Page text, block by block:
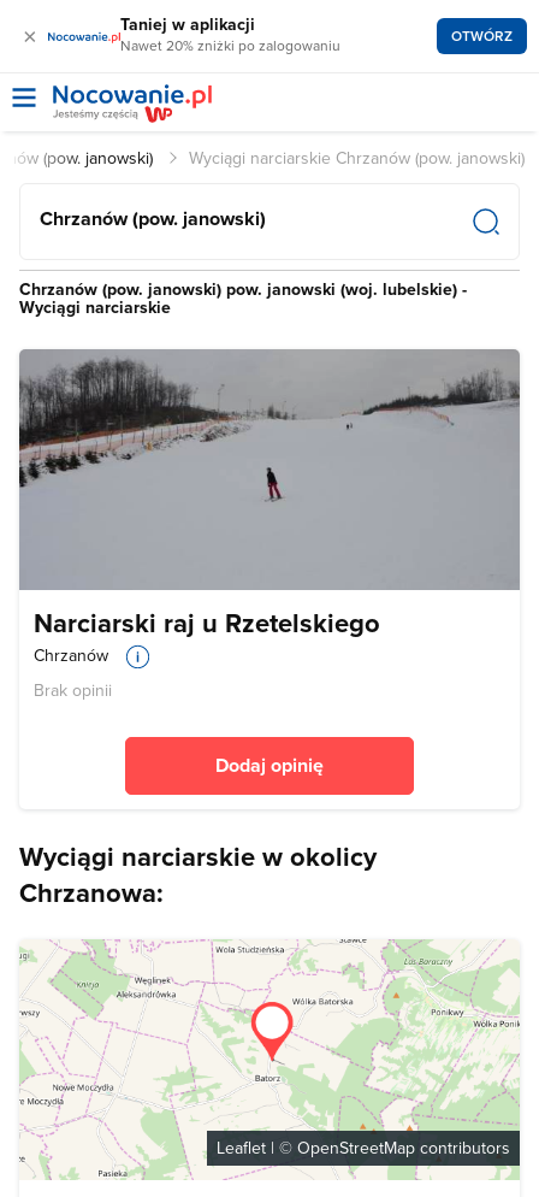
× Taniej w aplikacji
Nawet 20% zniżki po zalogowaniu OTWÓRZ
(pow. janowski) Wyciągi narciarskie Chrzanów (pow. janowski)
Chrzanów (pow. janowski)
Chrzanów (pow. janowski) pow. janowski (woj. lubelskie) -
Wyciągi narciarskie
Narciarski raj u Rzetelskiego
Chrzanów
Brak opinii
Dodaj opinię
Wyciągi narciarskie w okolicy
Chrzanowa:
Leaflet | © OpenStreetMap contributors